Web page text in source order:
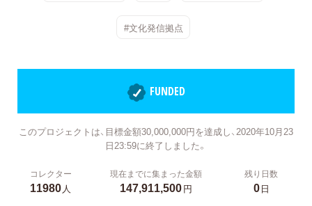
#文化発信拠点
FUNDED
このプロジェクトは、目標金額30,000,000円を達成し、2020年10月23
日23:59に終了しました。
コレクター
11980人
現在までに集まった金額
147,911,500円
残り日数
0日